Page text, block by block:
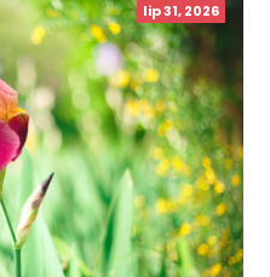
lip 31, 2026